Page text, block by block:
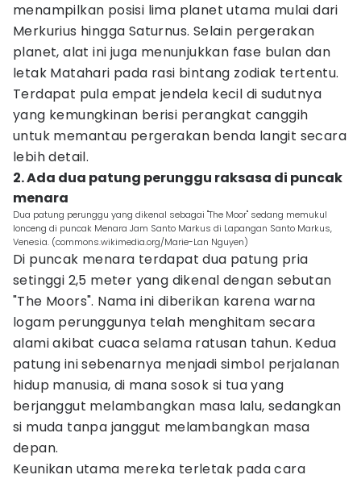
menampilkan posisi lima planet utama mulai dari
Merkurius hingga Saturnus. Selain pergerakan
planet, alat ini juga menunjukkan fase bulan dan
letak Matahari pada rasi bintang zodiak tertentu.
Terdapat pula empat jendela kecil di sudutnya
yang kemungkinan berisi perangkat canggih
untuk memantau pergerakan benda langit secara
lebih detail.
2. Ada dua patung perunggu raksasa di puncak
menara
Dua patung perunggu yang dikenal sebagai "The Moor" sedang memukul
lonceng di puncak Menara Jam Santo Markus di Lapangan Santo Markus,
Venesia. (commons.wikimedia.org/Marie-Lan Nguyen)
Di puncak menara terdapat dua patung pria
setinggi 2,5 meter yang dikenal dengan sebutan
"The Moors". Nama ini diberikan karena warna
logam perunggunya telah menghitam secara
alami akibat cuaca selama ratusan tahun. Kedua
patung ini sebenarnya menjadi simbol perjalanan
hidup manusia, di mana sosok si tua yang
berjanggut melambangkan masa lalu, sedangkan
si muda tanpa janggut melambangkan masa
depan.
Keunikan utama mereka terletak pada cara